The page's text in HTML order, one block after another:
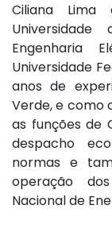
Ciliana Lima
Engenharia
Universidade
anos de
Verde, e como
as funções de
despacho
normas e
operação
Nacional de